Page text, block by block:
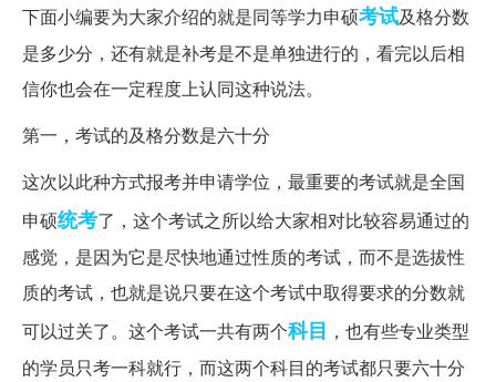
下面小编要为大家介绍的就是同等学力申硕考试及格分数
是多少分，还有就是补考是不是单独进行的，看完以后相
信你也会在一定程度上认同这种说法。
第一，考试的及格分数是六十分
这次以此种方式报考并申请学位，最重要的考试就是全国
申硕统考了，这个考试之所以给大家相对比较容易通过的
感觉，是因为它是尽快地通过性质的考试，而不是选拔性
质的考试，也就是说只要在这个考试中取得要求的分数就
可以过关了。这个考试一共有两个科目 ，也有些专业类型
的学员只考一科就行，而这两个科目的考试都只要六十分